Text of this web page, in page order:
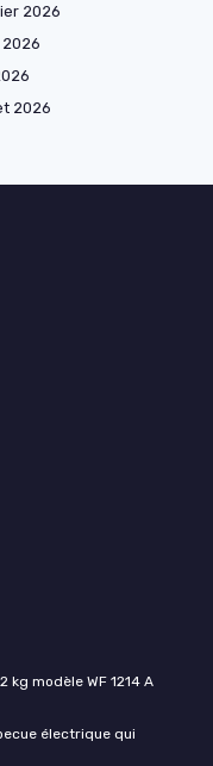
2026
2026
2026
modèle WF 1214 A
électrique qui